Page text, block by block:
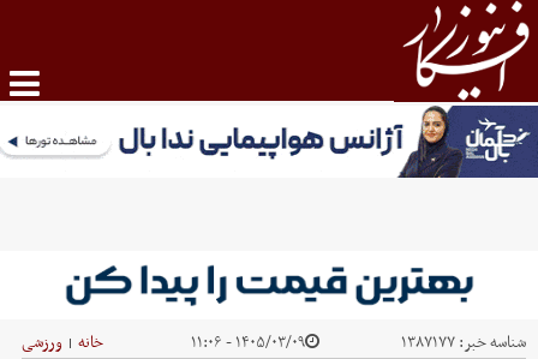
شناسه خبر:۱۳۸۷۱۷۷ ۱۴۰۵/۰۳/۰۹ - ۱۱:۰۶ خانه | ورزشی